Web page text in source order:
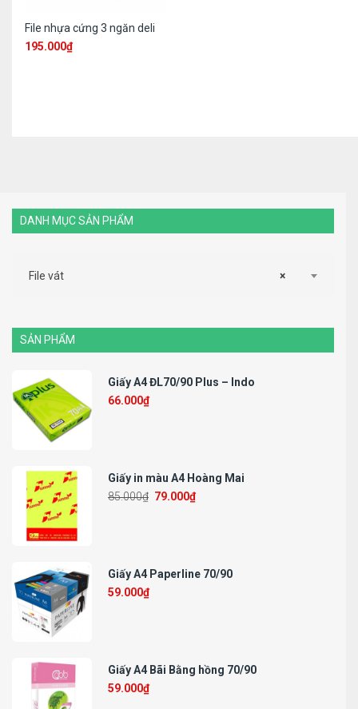
File nhựa cứng 3 ngăn deli
195.000₫
DANH MỤC SẢN PHẨM
×
File vát
SẢN PHẨM
Giấy A4 ĐL70/90 Plus – Indo
66.000₫
Giấy in màu A4 Hoàng Mai
85.000₫ 79.000₫
Giấy A4 Paperline 70/90
59.000₫
Giấy A4 Bãi Bằng hồng 70/90
59.000₫